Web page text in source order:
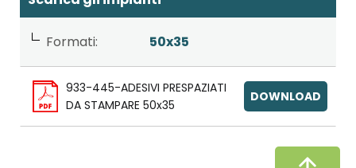
Formati: 50x35
933-445-ADESIVI PRESPAZIATI
DA STAMPARE 50x35
DOWNLOAD